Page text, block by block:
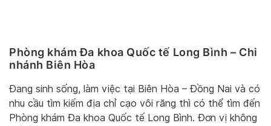
Phòng khám Đa khoa Quốc tế Long Bình – Chi
nhánh Biên Hòa
Đang sinh sống, làm việc tại Biên Hòa – Đồng Nai và có
nhu cầu tìm kiếm địa chỉ cạo vôi răng thì có thể tìm đến
Phòng khám Đa khoa Quốc tế Long Bình. Đơn vị không